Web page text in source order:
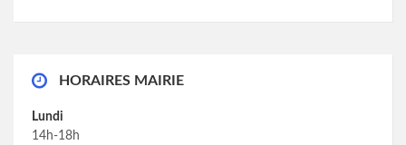
HORAIRES MAIRIE
Lundi
14h-18h